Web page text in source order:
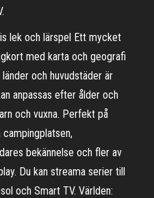
lek och lärspel Ett mycket
med karta och geografi
och huvudstäder är
anpassas efter ålder och
och vuxna. Perfekt på
campingplatsen,
bekännelse och fler av
Du kan streama serier till
och Smart TV. Världen: